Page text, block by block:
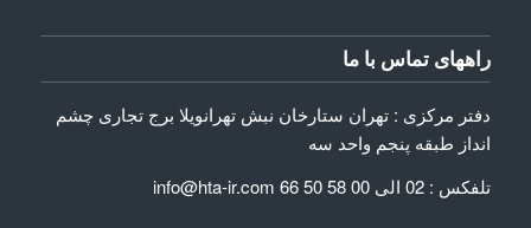
راههای تماس با ما
دفتر مرکزی : تهران ستارخان نبش تهرانویلا برج تجاری چشم
انداز طبقه پنجم واحد سه
تلفکس : 02 الی 00 58 50 66 info@hta-ir.com